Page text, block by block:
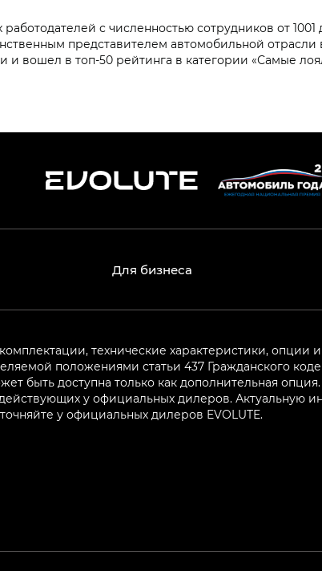
с численностью сотрудников от 1001
представителем автомобильной отрасли
и вошел в топ-50 рейтинга в категории «Самые
Для бизнеса
технические характеристики, опции
положениями статьи 437 Гражданского
быть доступна только как дополнительная
у официальных дилеров. Актуальную
у официальных дилеров EVOLUTE.